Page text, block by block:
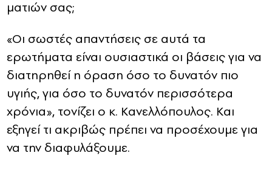
ματιών σας;
«Οι σωστές απαντήσεις σε αυτά τα
ερωτήματα είναι ουσιαστικά οι βάσεις για να
διατηρηθεί η όραση όσο το δυνατόν πιο
υγιής, για όσο το δυνατόν περισσότερα
χρόνια», τονίζει ο κ. Κανελλόπουλος. Και
εξηγεί τι ακριβώς πρέπει να προσέχουμε για
να την διαφυλάξουμε.